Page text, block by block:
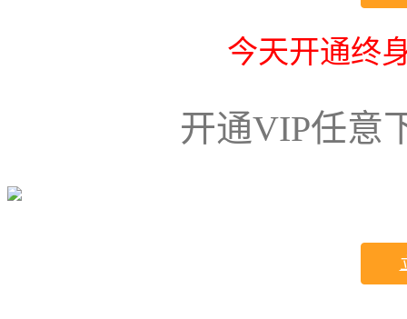
今天开通终
开通VIP任意